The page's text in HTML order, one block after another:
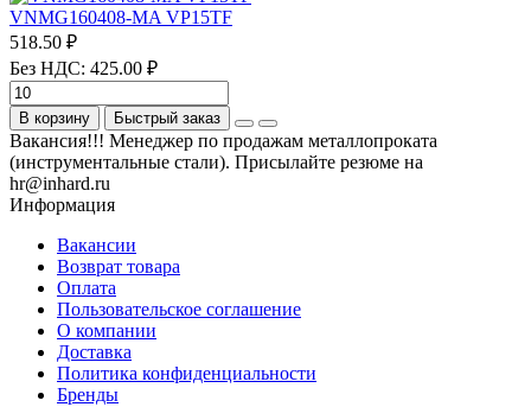
VNMG160408-MA VP15TF
518.50 ₽
Без НДС: 425.00 ₽
В корзину Быстрый заказ
Вакансия!!! Менеджер по продажам металлопроката
(инструментальные стали). Присылайте резюме на
hr@inhard.ru
Информация
Вакансии
Возврат товара
Оплата
Пользовательское соглашение
О компании
Доставка
Политика конфиденциальности
Бренды